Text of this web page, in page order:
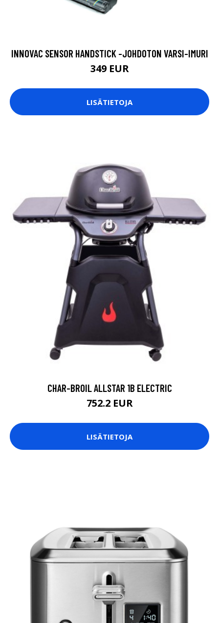
INNOVAC SENSOR HANDSTICK -JOHDOTON VARSI-IMURI
349 EUR
LISÄTIETOJA
CHAR-BROIL ALLSTAR 1B ELECTRIC
752.2 EUR
LISÄTIETOJA